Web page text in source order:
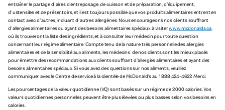
entraîner le partage d'aires d'entreposage, de cuisson et de préparation, d'équipement,
d'ustensiles et de présentoirs, et il est toujours possible que vos produits alimentaires entrent en
contact avec d'autres, incluant d'autres allergènes. Nous encourageons nos clients souffrant
d'allergies alimentaires ou ayant des besoins alimentaires spéciaux à visiterwww.mcdonalds.ca,
où ils trouveront la liste des ingrédients, et à consulter leur médecin pour toute question
concernant leur régime alimentaire. Compte tenu de la nature très personnelle des allergies
alimentaires et de la sensibilité aux aliments, les médecins de nos clients sont les mieux placés
pour émettre des recommandations aux clients souffrant d'allergies alimentaires et ayant des
besoins alimentaires spéciaux. Si vous avez des questions sur nos aliments, veuillez
communiquer avec le Centre de service à la clientèle de McDonald's au 1 888 424-4622. Merci.
Les pourcentages de la valeur quotidienne (VQ) sont basés sur un régime de 2 000 calories. Vos
valeurs quotidiennes personnelles peuvent être plus élevées ou plus basses selon vos besoins en
calories.